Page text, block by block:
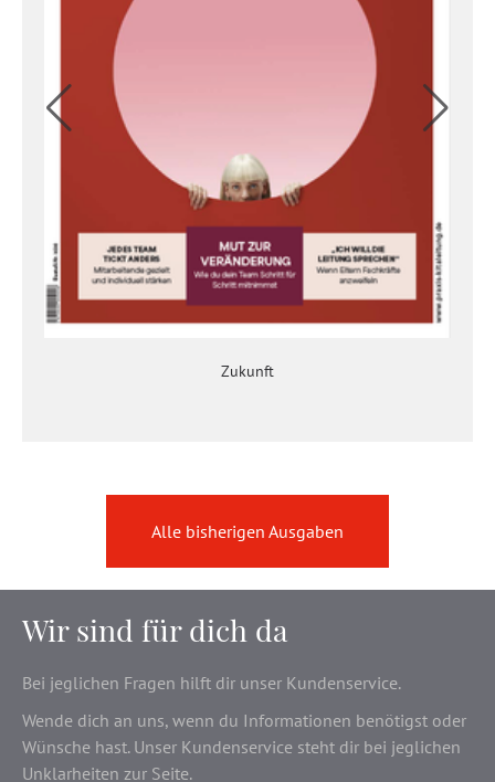
Zukunft
Alle bisherigen Ausgaben
Wir sind für dich da
Bei jeglichen Fragen hilft dir unser Kundenservice.
Wende dich an uns, wenn du Informationen benötigst oder
Wünsche hast. Unser Kundenservice steht dir bei jeglichen
Unklarheiten zur Seite.